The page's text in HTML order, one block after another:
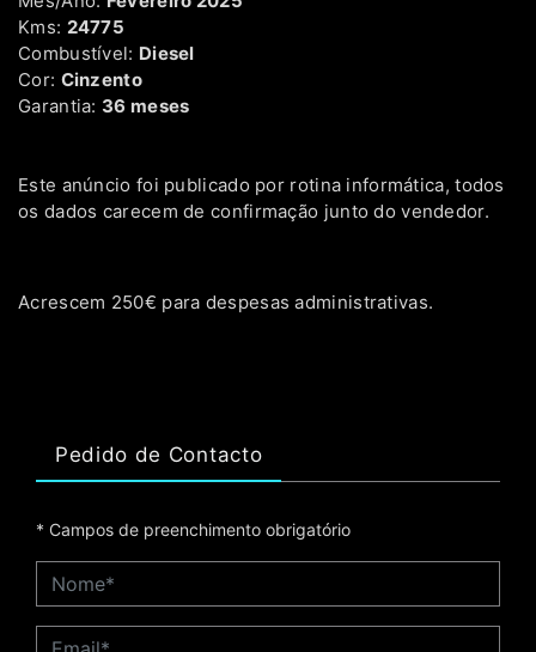
Kms: 24775
Combustível: Diesel
Cor: Cinzento
Garantia: 36 meses
Este anúncio foi publicado por rotina informática, todos
os dados carecem de confirmação junto do vendedor.
Acrescem 250€ para despesas administrativas.
Pedido de Contacto
* Campos de preenchimento obrigatório
Nome*
Email*